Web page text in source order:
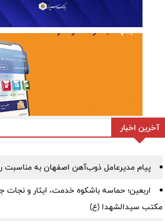
آخرین اخبار
پیام مدیرعامل ذوب‌آهن اصفهان به مناسبت
اربعین؛ حماسه باشکوه خدمت، ایثار و نجات
مکتب سیدالشهدا (ع)